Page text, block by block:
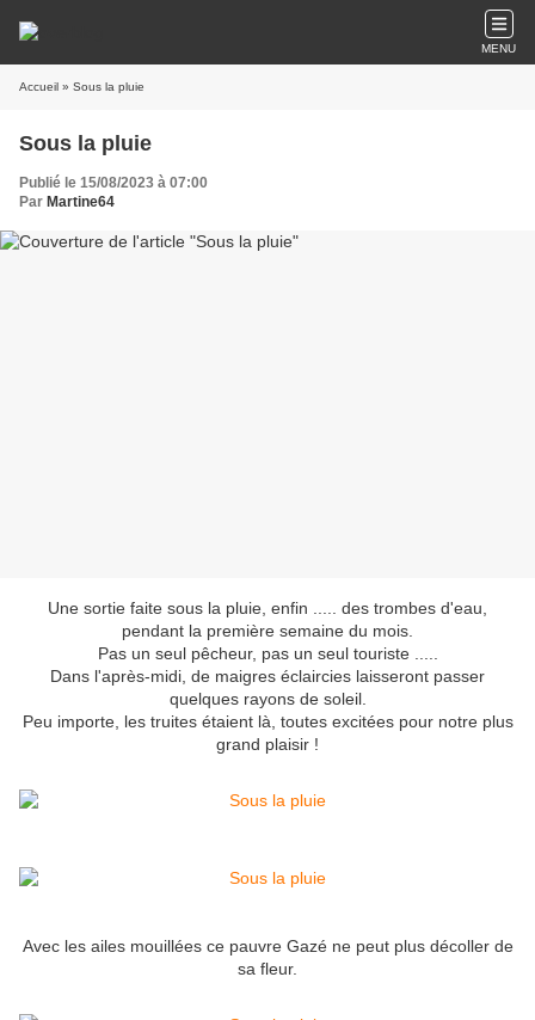
MENU
Accueil » Sous la pluie
Sous la pluie
Publié le 15/08/2023 à 07:00
Par Martine64
Une sortie faite sous la pluie, enfin ..... des trombes d'eau,
pendant la première semaine du mois.
Pas un seul pêcheur, pas un seul touriste .....
Dans l'après-midi, de maigres éclaircies laisseront passer
quelques rayons de soleil.
Peu importe, les truites étaient là, toutes excitées pour notre plus
grand plaisir !
Avec les ailes mouillées ce pauvre Gazé ne peut plus décoller de
sa fleur.